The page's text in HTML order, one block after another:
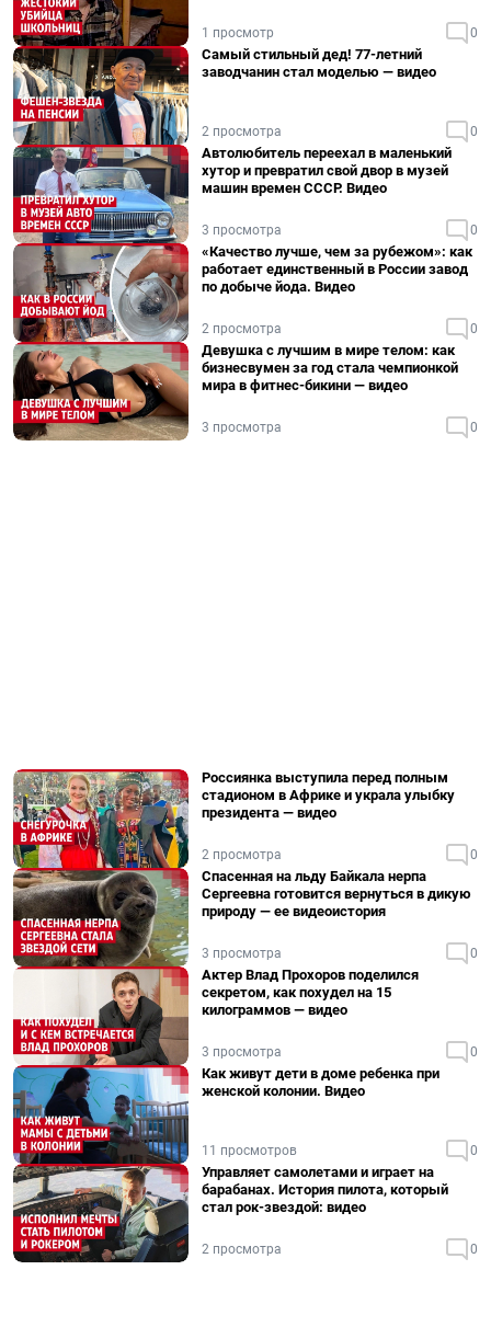
1 просмотр 0
Самый стильный дед! 77-летний
заводчанин стал моделью — видео
2 просмотра 0
Автолюбитель переехал в маленький
хутор и превратил свой двор в музей
машин времен СССР. Видео
3 просмотра 0
«Качество лучше, чем за рубежом»: как
работает единственный в России завод
по добыче йода. Видео
2 просмотра 0
Девушка с лучшим в мире телом: как
бизнесвумен за год стала чемпионкой
мира в фитнес-бикини — видео
3 просмотра 0
Россиянка выступила перед полным
стадионом в Африке и украла улыбку
президента — видео
2 просмотра 0
Спасенная на льду Байкала нерпа
Сергеевна готовится вернуться в дикую
природу — ее видеоистория
3 просмотра 0
Актер Влад Прохоров поделился
секретом, как похудел на 15
килограммов — видео
3 просмотра 0
Как живут дети в доме ребенка при
женской колонии. Видео
11 просмотров 0
Управляет самолетами и играет на
барабанах. История пилота, который
стал рок-звездой: видео
2 просмотра 0